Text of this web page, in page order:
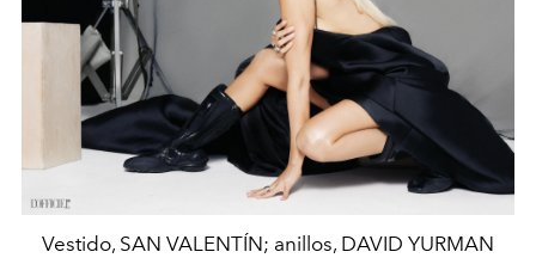
Vestido, SAN VALENTÍN; anillos, DAVID YURMAN